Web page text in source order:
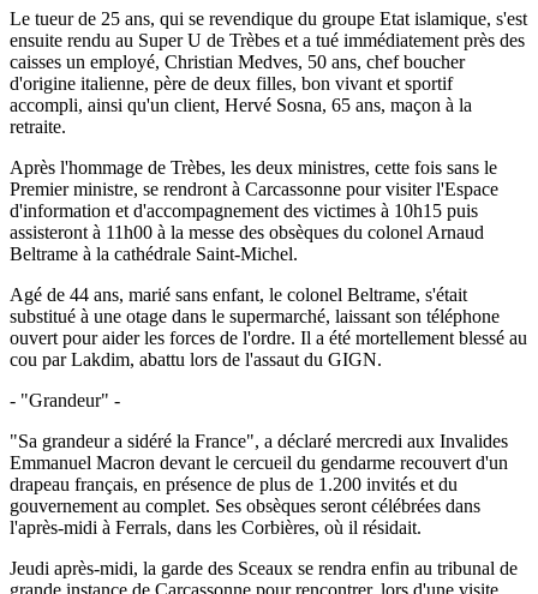
Le tueur de 25 ans, qui se revendique du groupe Etat islamique, s'est
ensuite rendu au Super U de Trèbes et a tué immédiatement près des
caisses un employé, Christian Medves, 50 ans, chef boucher
d'origine italienne, père de deux filles, bon vivant et sportif
accompli, ainsi qu'un client, Hervé Sosna, 65 ans, maçon à la
retraite.
Après l'hommage de Trèbes, les deux ministres, cette fois sans le
Premier ministre, se rendront à Carcassonne pour visiter l'Espace
d'information et d'accompagnement des victimes à 10h15 puis
assisteront à 11h00 à la messe des obsèques du colonel Arnaud
Beltrame à la cathédrale Saint-Michel.
Agé de 44 ans, marié sans enfant, le colonel Beltrame, s'était
substitué à une otage dans le supermarché, laissant son téléphone
ouvert pour aider les forces de l'ordre. Il a été mortellement blessé au
cou par Lakdim, abattu lors de l'assaut du GIGN.
- "Grandeur" -
"Sa grandeur a sidéré la France", a déclaré mercredi aux Invalides
Emmanuel Macron devant le cercueil du gendarme recouvert d'un
drapeau français, en présence de plus de 1.200 invités et du
gouvernement au complet. Ses obsèques seront célébrées dans
l'après-midi à Ferrals, dans les Corbières, où il résidait.
Jeudi après-midi, la garde des Sceaux se rendra enfin au tribunal de
grande instance de Carcassonne pour rencontrer, lors d'une visite